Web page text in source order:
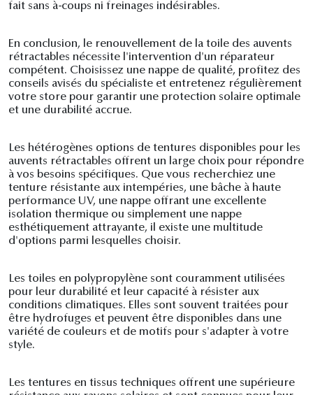
fait sans à-coups ni freinages indésirables.
En conclusion, le renouvellement de la toile des auvents
rétractables nécessite l'intervention d'un réparateur
compétent. Choisissez une nappe de qualité, profitez des
conseils avisés du spécialiste et entretenez régulièrement
votre store pour garantir une protection solaire optimale
et une durabilité accrue.
Les hétérogènes options de tentures disponibles pour les
auvents rétractables offrent un large choix pour répondre
à vos besoins spécifiques. Que vous recherchiez une
tenture résistante aux intempéries, une bâche à haute
performance UV, une nappe offrant une excellente
isolation thermique ou simplement une nappe
esthétiquement attrayante, il existe une multitude
d'options parmi lesquelles choisir.
Les toiles en polypropylène sont couramment utilisées
pour leur durabilité et leur capacité à résister aux
conditions climatiques. Elles sont souvent traitées pour
être hydrofuges et peuvent être disponibles dans une
variété de couleurs et de motifs pour s'adapter à votre
style.
Les tentures en tissus techniques offrent une supérieure